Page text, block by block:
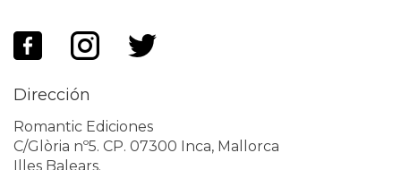
Dirección
Romantic Ediciones
C/Glòria nº5. CP. 07300 Inca, Mallorca
Illes Balears.